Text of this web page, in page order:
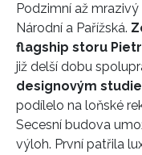
Podzimní až
Národní a Pařížská.
flagship storu
již delší dobu
designovým
podílelo na loňské
Secesní budova
výloh. První patřila